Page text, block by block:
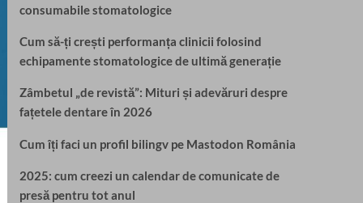
consumabile stomatologice
Cum să-ți crești performanța clinicii folosind
echipamente stomatologice de ultimă generație
Zâmbetul „de revistă”: Mituri și adevăruri despre
fațetele dentare în 2026
Cum îți faci un profil bilingv pe Mastodon România
2025: cum creezi un calendar de comunicate de
presă pentru tot anul